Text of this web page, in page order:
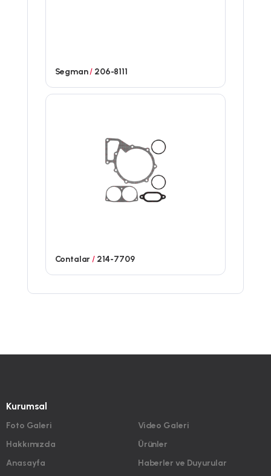
Segman/ 206-8111
Contalar/214-7709
Kurumsal
Foto Galeri
Hakkımızda
Anasayfa
Video Galeri
Ürünler
Haberler ve Duyurular